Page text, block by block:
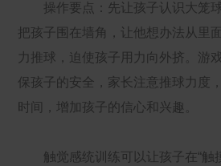
操作要点：先让孩子认识大笼
把孩子围在墙角，让他想办法从里
力推球，迫使孩子用力向外挤。游
保孩子的安全，家长注意推球力度
时间，增加孩子的信心和兴趣。
触觉感统训练可以让孩子在“触